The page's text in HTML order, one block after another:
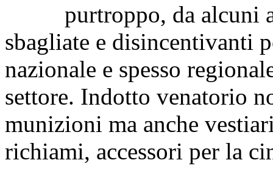
purtroppo, da alcuni
sbagliate e disincentivanti
nazionale e spesso
settore. Indotto venatorio
munizioni ma anche
richiami, accessori per la